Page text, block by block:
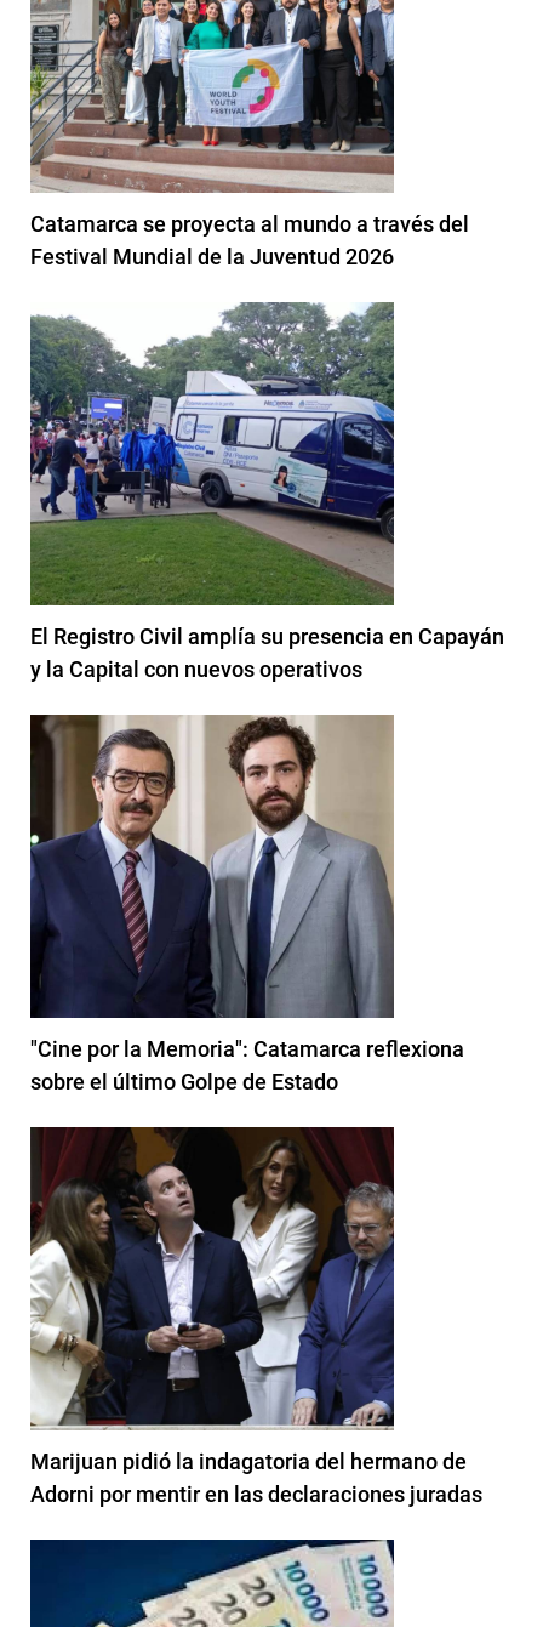
Catamarca se proyecta al mundo a través del
Festival Mundial de la Juventud 2026
El Registro Civil amplía su presencia en Capayán
y la Capital con nuevos operativos
"Cine por la Memoria": Catamarca reflexiona
sobre el último Golpe de Estado
Marijuan pidió la indagatoria del hermano de
Adorni por mentir en las declaraciones juradas